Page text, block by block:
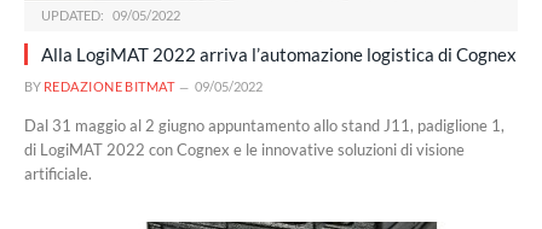
UPDATED: 09/05/2022
Alla LogiMAT 2022 arriva l’automazione logistica di Cognex
BY REDAZIONE BITMAT 09/05/2022
Dal 31 maggio al 2 giugno appuntamento allo stand J11, padiglione 1,
di LogiMAT 2022 con Cognex e le innovative soluzioni di visione
artificiale.